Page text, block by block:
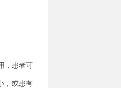
，患者可
，或患有